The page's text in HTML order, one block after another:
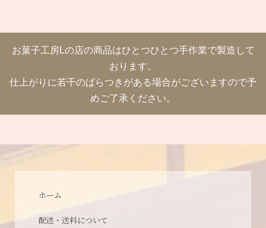
お菓子工房Lの店の商品はひとつひとつ手作業で製造して
おります。
仕上がりに若干のばらつきがある場合がございますので予
めご了承ください。
ホーム
配送・送料について